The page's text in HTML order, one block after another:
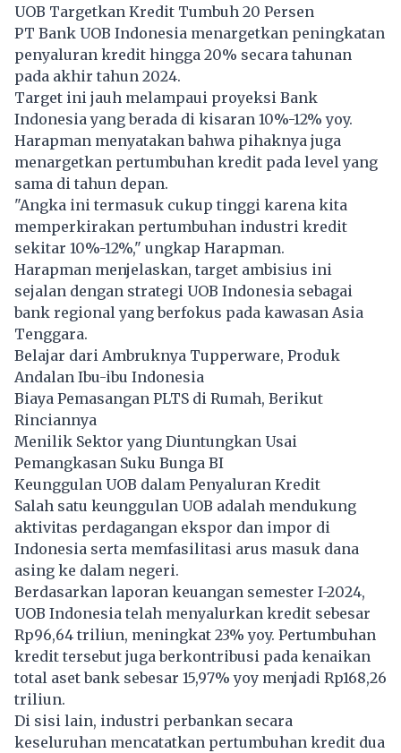
UOB Targetkan Kredit Tumbuh 20 Persen
PT Bank UOB Indonesia menargetkan peningkatan
penyaluran kredit hingga 20% secara tahunan
pada akhir tahun 2024.
Target ini jauh melampaui proyeksi Bank
Indonesia yang berada di kisaran 10%-12% yoy.
Harapman menyatakan bahwa pihaknya juga
menargetkan pertumbuhan kredit pada level yang
sama di tahun depan.
"Angka ini termasuk cukup tinggi karena kita
memperkirakan pertumbuhan industri kredit
sekitar 10%-12%," ungkap Harapman.
Harapman menjelaskan, target ambisius ini
sejalan dengan strategi UOB Indonesia sebagai
bank regional yang berfokus pada kawasan Asia
Tenggara.
Belajar dari Ambruknya Tupperware, Produk
Andalan Ibu-ibu Indonesia
Biaya Pemasangan PLTS di Rumah, Berikut
Rinciannya
Menilik Sektor yang Diuntungkan Usai
Pemangkasan Suku Bunga BI
Keunggulan UOB dalam Penyaluran Kredit
Salah satu keunggulan UOB adalah mendukung
aktivitas perdagangan ekspor dan impor di
Indonesia serta memfasilitasi arus masuk dana
asing ke dalam negeri.
Berdasarkan laporan keuangan semester I-2024,
UOB Indonesia telah menyalurkan kredit sebesar
Rp96,64 triliun, meningkat 23% yoy. Pertumbuhan
kredit tersebut juga berkontribusi pada kenaikan
total aset bank sebesar 15,97% yoy menjadi Rp168,26
triliun.
Di sisi lain, industri perbankan secara
keseluruhan mencatatkan pertumbuhan kredit dua